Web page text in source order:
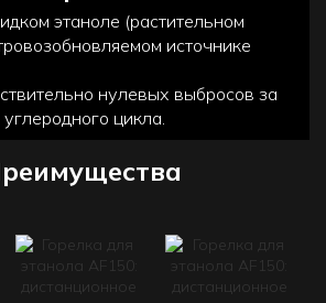
этаноле (растительном
источнике
нулевых выбросов за
цикла.